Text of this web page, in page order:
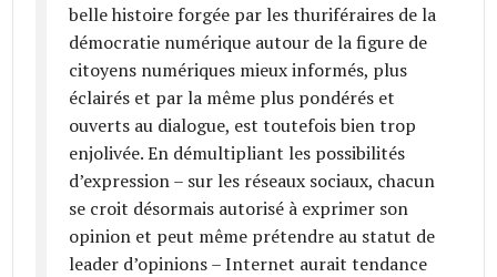
belle histoire forgée par les thuriféraires de la
démocratie numérique autour de la figure de
citoyens numériques mieux informés, plus
éclairés et par la même plus pondérés et
ouverts au dialogue, est toutefois bien trop
enjolivée. En démultipliant les possibilités
d’expression – sur les réseaux sociaux, chacun
se croit désormais autorisé à exprimer son
opinion et peut même prétendre au statut de
leader d’opinions – Internet aurait tendance